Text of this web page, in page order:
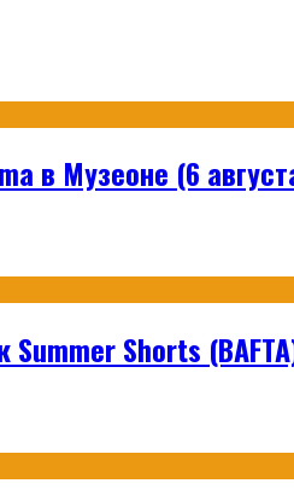
в Музеоне (6
Shorts